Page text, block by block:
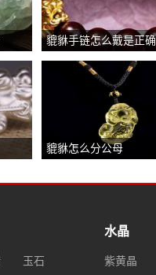
貔貅手链怎么戴是正
貔貅怎么分公母
玉石
水晶
紫黄晶